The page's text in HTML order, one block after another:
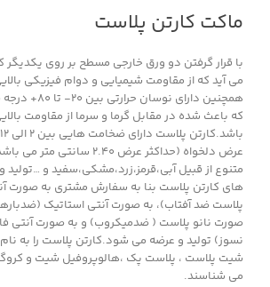
ماکت کارتن پلاست
با قرار گرفتن دو ورق خارجی مسطح بر روی یکدیگر
می آید که از مقاومت شیمیایی و دوام فیزیکی
همچنین دارای
که باعث شده در مقابل گرما و سرما از مقاومت
عرض دلخواه (حداکثر عرض ۲.۴۰
متنوع از قبیل آبی،قرمز،زرد،مشکی،سفید و
های کارتن پلاست بنا به سفارش مشتری به صورت
پلاست ضد آفتاب)، به صورت آنتی استاتیک
صورت نانو پلاست ( ضدمیکروب) و به صورت آنتی
نسوز) تولید و عرضه می شود.کارتن پلاست را به
شیت پلاست ، پلاست پک ،هالوپروفیل شیت و
می شناسند.